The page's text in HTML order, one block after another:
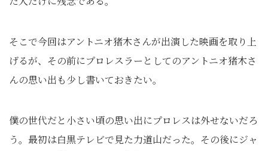
そこで今回はアントニオ猪木さんが出演した映画を取り上
げるが、その前にプロレスラーとしてのアントニオ猪木さ
んの思い出も少し書いておきたい。
僕の世代だと小さい頃の思い出にプロレスは外せないだろ
う。最初は白黒テレビで見た力道山だった。その後にジャ